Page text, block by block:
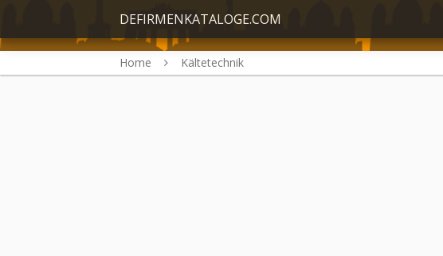
DEFIRMENKATALOGE.COM
Home Kältetechnik